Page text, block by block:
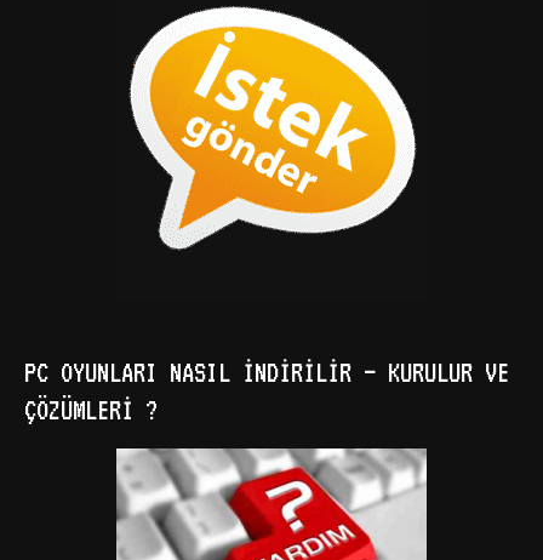
PC OYUNLARI NASIL İNDIRILIR – KURULUR VE
ÇÖZÜMLERI ?